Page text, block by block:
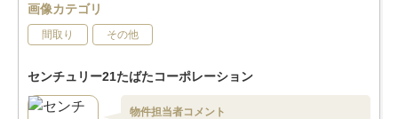
画像カテゴリ
間取り その他
センチュリー21たばたコーポレーション
物件担当者コメント